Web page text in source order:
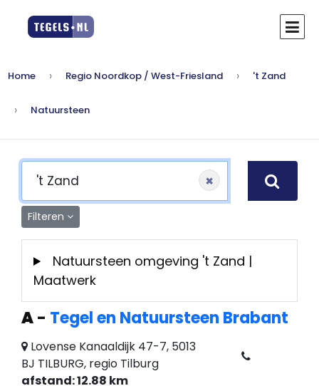
Home Regio Noordkop / West-Friesland 't Zand
Natuursteen
×
Filteren
Natuursteen omgeving 't Zand |
Maatwerk
A- Tegel en Natuursteen Brabant
Lovense Kanaaldijk 47-7, 5013
BJ TILBURG, regio Tilburg
afstand: 12.88 km